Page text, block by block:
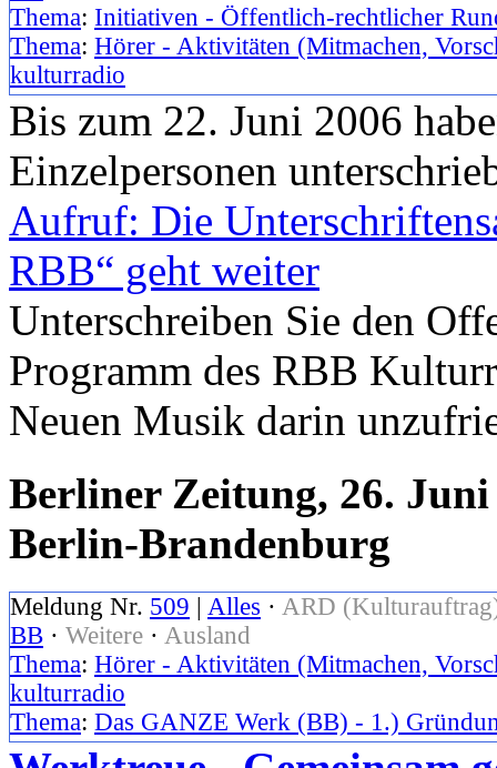
Thema: Initiativen - Öffentlich-rechtlicher
Thema: Hörer - Aktivitäten (Mitmachen,
kulturradio
Bis zum 22. Juni 2006
Einzelpersonen
Aufruf: Die
RBB“ geht weiter
Unterschreiben Sie den
Programm des RBB
Neuen Musik darin
Berliner Zeitung, 26.
Berlin-Brandenburg
Meldung Nr. 509 Alles · ARD
BB · Weitere · Ausland
Thema: Hörer - Aktivitäten (Mitmachen,
kulturradio
Thema: Das GANZE Werk (BB) - 1.)